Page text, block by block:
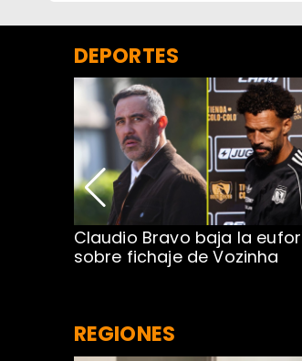
DEPORTES
Claudio Bravo baja la
sobre fichaje de Vozinha
REGIONES